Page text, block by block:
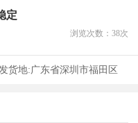
定
浏览次数： 38次
发货地:广东省深圳市福田区